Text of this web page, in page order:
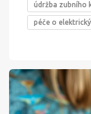
údržba zubního
péče o